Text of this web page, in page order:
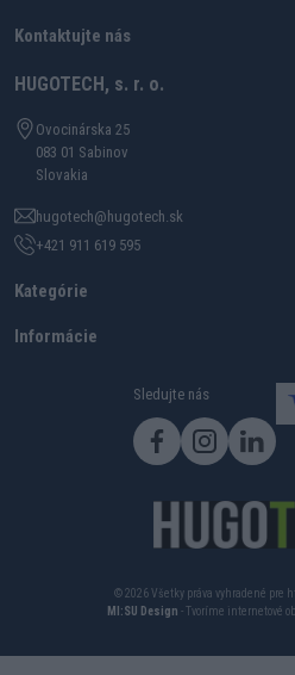
Sledujte nás
Kontaktujte nás
HUGOTECH, s. r. o.
Ovocinárska 25
083 01 Sabinov
Slovakia
hugotech@hugotech.sk
+421 911 619 595
Kategórie
Informácie
© 2026 Všetky práva vyhradené pre
MI:SU Design - Tvoríme internetové